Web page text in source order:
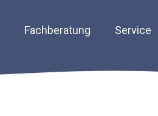
Fachberatung Service